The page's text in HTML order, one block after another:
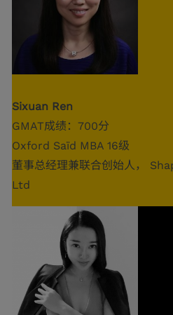
Sixuan Ren
GMAT成绩：700分
Oxford Saïd MBA 16级
董事总经理兼联合创始人，
Ltd